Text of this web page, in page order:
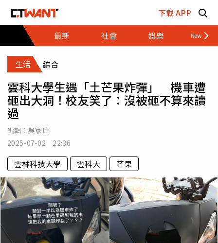
下載 APP
最新
社會 娛樂 財經
生活 綜合
雲科大學生遇「土芒果炸彈」 機車遭
砸出大洞！校友笑了：沒被砸不算來讀
過
編輯： 吳家瑋
2025-07-02 22:36
雲林科技大學 雲科大 芒果